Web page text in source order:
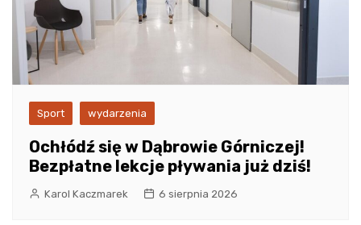
Sport wydarzenia
Ochłódź się w Dąbrowie Górniczej!
Bezpłatne lekcje pływania już dziś!
Karol Kaczmarek 6 sierpnia 2026